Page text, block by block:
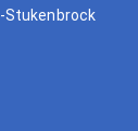
Stukenbrock